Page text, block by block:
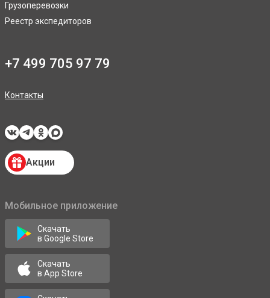
Грузоперевозки
Реестр экспедиторов
+7 499 705 97 79
Контакты
Акции
Мобильное приложение
Скачать
в Google Store
Скачать
в App Store